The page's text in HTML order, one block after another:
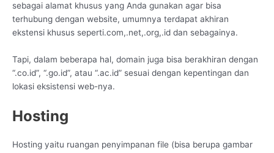
sebagai alamat khusus yang Anda gunakan agar bisa
terhubung dengan website, umumnya terdapat akhiran
ekstensi khusus seperti.com,.net,.org,.id dan sebagainya.
Tapi, dalam beberapa hal, domain juga bisa berakhiran dengan
“.co.id”, “.go.id”, atau “.ac.id” sesuai dengan kepentingan dan
lokasi eksistensi web-nya.
Hosting
Hosting yaitu ruangan penyimpanan file (bisa berupa gambar